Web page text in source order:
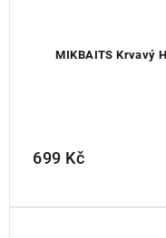
MIKBAITS Krvavý
699 Kč